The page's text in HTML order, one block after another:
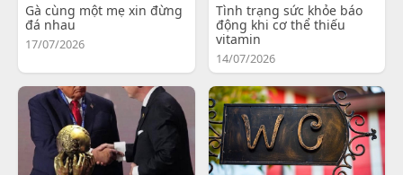
Gà cùng một mẹ xin đừng
đá nhau
17/07/2026
Tình trạng sức khỏe báo
động khi cơ thể thiếu
vitamin
14/07/2026